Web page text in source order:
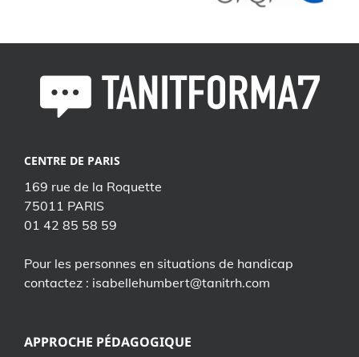
CENTRE DE PARIS
169 rue de la Roquette
75011 PARIS
01 42 85 58 59
Pour les personnes en situations de handicap
contactez : isabellehumbert@tanitrh.com
APPROCHE PÉDAGOGIQUE